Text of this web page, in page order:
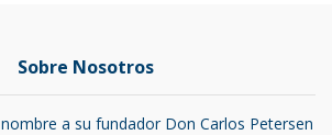
Sobre Nosotros
a su fundador Don Carlos Petersen